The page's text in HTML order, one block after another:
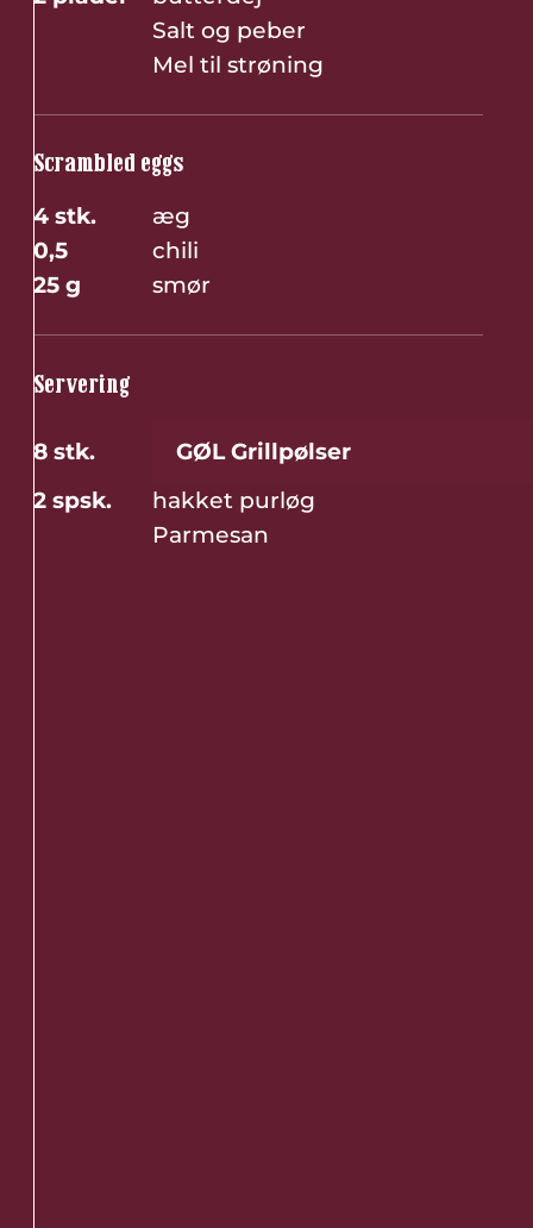
Salt og peber
Mel til strøning
Scrambled eggs
4 stk.
æg
0,5
chili
25 g
smør
Servering
8 stk.
GØL Grillpølser
2 spsk.
hakket purløg
Parmesan